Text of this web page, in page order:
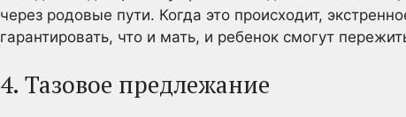
через родовые пути. Когда это происходит,
гарантировать, что и мать, и ребенок смогут
4. Тазовое предлежание